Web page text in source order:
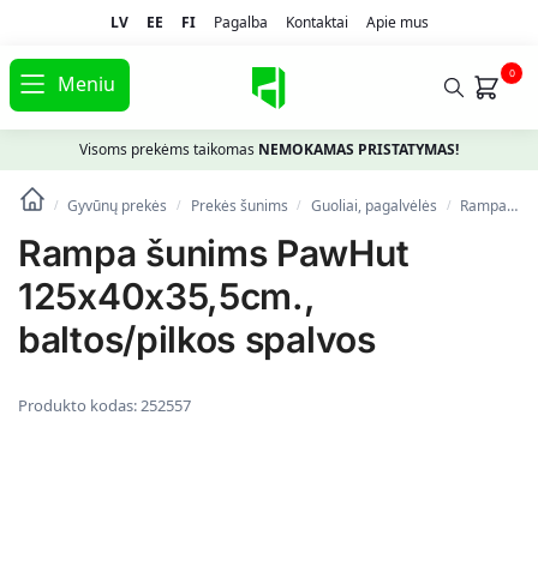
LV EE FI Pagalba Kontaktai Apie mus
Meniu 0
Visoms prekėms taikomas NEMOKAMAS PRISTATYMAS!
/ Gyvūnų prekės / Prekės šunims / Guoliai, pagalvėlės / Rampa šunims PawHut 125x40x35,5cm., baltos/pilkos spalvos
Rampa šunims PawHut
125x40x35,5cm.,
baltos/pilkos spalvos
Produkto kodas:252557